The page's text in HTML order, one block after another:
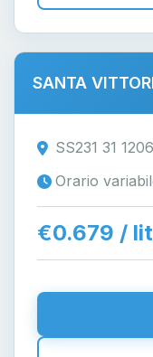
SANTA
SS231 31
Orario
€0.679 /